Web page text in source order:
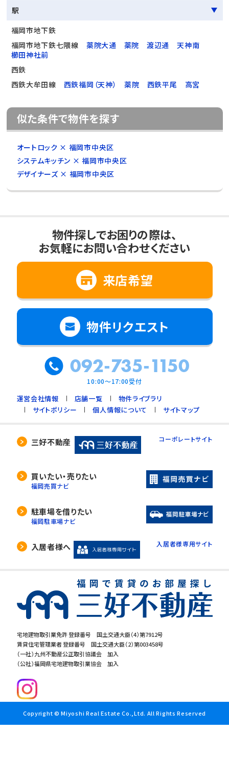
駅
福岡市地下鉄
福岡市地下鉄七隈線
薬院大通 薬院 渡辺通
天神南
櫛田神社前
西鉄
西鉄大牟田線
西鉄福岡（天神） 薬院 西鉄平尾 高宮
似た条件で物件を探す
オートロック × 福岡市中央区
システムキッチン × 福岡市中央区
デザイナーズ × 福岡市中央区
宅地建物取引業免許 登録番号 国土交通大臣（4）第7912号
賃貸住宅管理業者 登録番号 国土交通大臣（2）第003458号
（一社）九州不動産公正取引協議会 加入
（公社）福岡県宅地建物取引業協会 加入
物件探しでお困りの際は、
お気軽にお問い合わせください
来店希望
物件リクエスト
092-735-1150
10:00～17:00受付
運営会社情報 店舗一覧
物件ライブラリ
サイトポリシー
個人情報について サイトマップ
三好不動産 コーポレートサイト
買いたい・売りたい
福岡売買ナビ
駐車場を借りたい
福岡駐車場ナビ
入居者様へ 入居者様専用サイト
Copyright © Miyoshi Real Estate Co.,Ltd. All Rights Reserved